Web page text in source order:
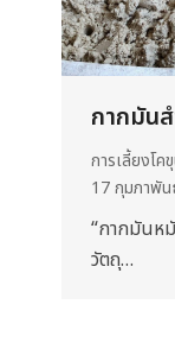
กากมัน
การเลี้ยงโค
17 กุมภาพั
“กากมันห
วัตถุ…